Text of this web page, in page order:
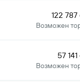
122 787
Возможен
57
Возможен